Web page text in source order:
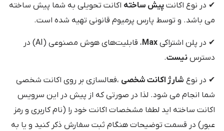
✔ در نوع اکانت پیش ساخته اکانت تحویلی به شما پیش ساخته
می باشد. و توسط پارس پرمیوم قانونی تهیه شده است.
✔ در پلن اشتراکی Max
، قابلیت‌های هوش مصنوعی (AI) در
دسترس نیست.
✔ در نوع شارژ اکانت شخصی ،فعالسازی بر روی اکانت شخصی
شما انجام می شود. لذا در صورتی که از پیش در این سرویس
اکانت ساخته اید لطفا مشخصات اکانت خود را (نام کاربری و رمز
عبور) در قسمت توضیحات هنگام ثبت سفارش ذکر کنید و یا به